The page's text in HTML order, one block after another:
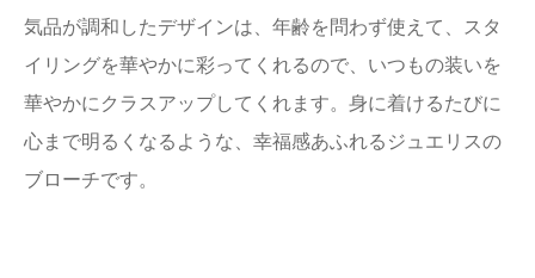
気品が調和したデザインは、年齢を問わず使えて、スタ
イリングを華やかに彩ってくれるので、いつもの装いを
華やかにクラスアップしてくれます。身に着けるたびに
心まで明るくなるような、幸福感あふれるジュエリスの
ブローチです。